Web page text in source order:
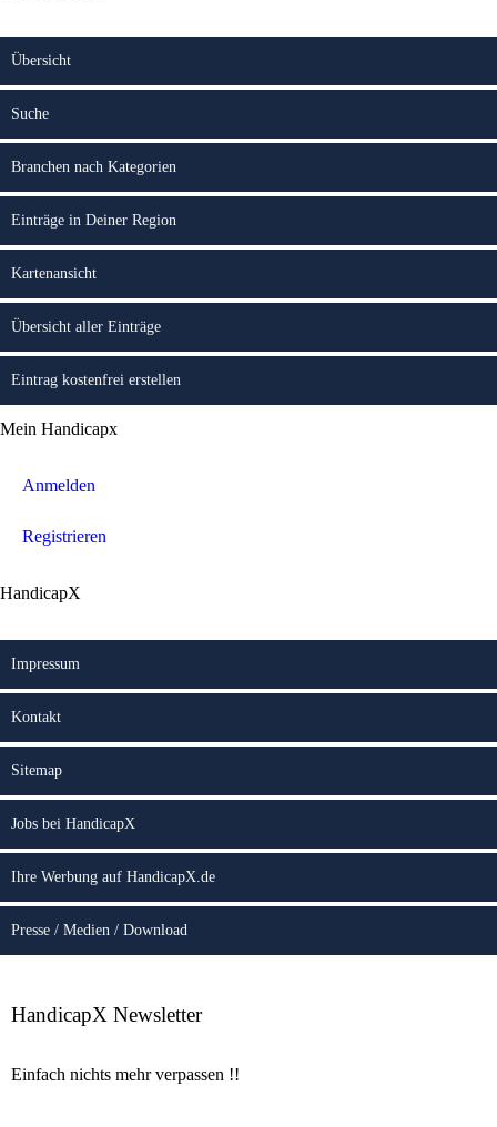
Übersicht
Suche
Branchen nach Kategorien
Einträge in Deiner Region
Kartenansicht
Übersicht aller Einträge
Eintrag kostenfrei erstellen
Mein Handicapx
Anmelden
Registrieren
HandicapX
Impressum
Kontakt
Sitemap
Jobs bei HandicapX
Ihre Werbung auf HandicapX.de
Presse / Medien / Download
HandicapX Newsletter
Einfach nichts mehr verpassen !!